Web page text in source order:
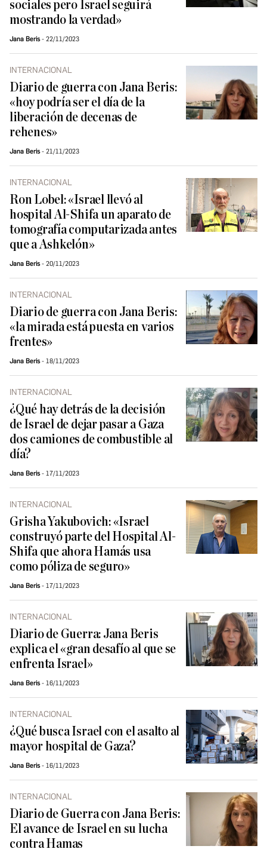
sociales pero Israel seguirá
mostrando la verdad»
Jana Beris 22/11/2023
INTERNACIONAL
Diario de guerra con Jana Beris:
«hoy podría ser el día de la
liberación de decenas de
rehenes»
Jana Beris 21/11/2023
INTERNACIONAL
Ron Lobel: «Israel llevó al
hospital Al-Shifa un aparato de
tomografía computarizada antes
que a Ashkelón»
Jana Beris 20/11/2023
INTERNACIONAL
Diario de guerra con Jana Beris:
«la mirada está puesta en varios
frentes»
Jana Beris 18/11/2023
INTERNACIONAL
¿Qué hay detrás de la decisión
de Israel de dejar pasar a Gaza
dos camiones de combustible al
día?
Jana Beris 17/11/2023
INTERNACIONAL
Grisha Yakubovich: «Israel
construyó parte del Hospital Al-
Shifa que ahora Hamás usa
como póliza de seguro»
Jana Beris 17/11/2023
INTERNACIONAL
Diario de Guerra: Jana Beris
explica el «gran desafío al que se
enfrenta Israel»
Jana Beris 16/11/2023
INTERNACIONAL
¿Qué busca Israel con el asalto al
mayor hospital de Gaza?
Jana Beris 16/11/2023
INTERNACIONAL
Diario de Guerra con Jana Beris:
El avance de Israel en su lucha
contra Hamas